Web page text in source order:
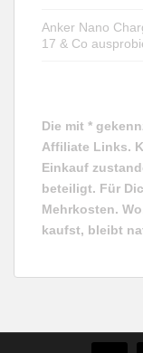
Anker Nano
17 & Co
Die mit *
Affiliate Links.
Einkauf
beteiligt. Für
Mehrkosten.
kaufst, bleibt